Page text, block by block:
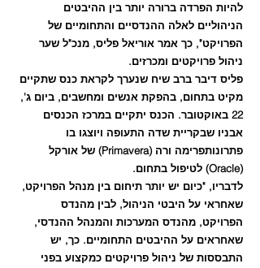
להיות הפרדה ברורה יותר בין ההיבטים
הניהוליים לאלה ההנדסיים והתחומיים של
הפרויקט", כך אמר אוריאל פליס, מנכ"ל שער
ניהול פרויקטים ומכרזים.
פליס דיבר ברב שיח שנערך לקראת כנס שתקיים
מקיט בתחום, בהפקת אנשים ומחשבים, ביום ג',
22 באוקטובר. הכנס יתקיים במרכז הכנסים
אבניו שבקריית שדה התעופה ויוצגו בו
פתרונותפרימה ורה (Primavera) של אורקל
(Oracle) לטיפול בתחום.
לדבריו, "כיום יש יותר תיחום בין מנהל הפרויקט,
שאחראי על היבטי הניהול, לבין מהנדס
הפרויקט, מהנדס המערכות והמנהל ההנדסי,
שאחראים על ההיבטים התחומיים. כך, יש
התבססות של ניהול פרויקטים כמקצוע בפני